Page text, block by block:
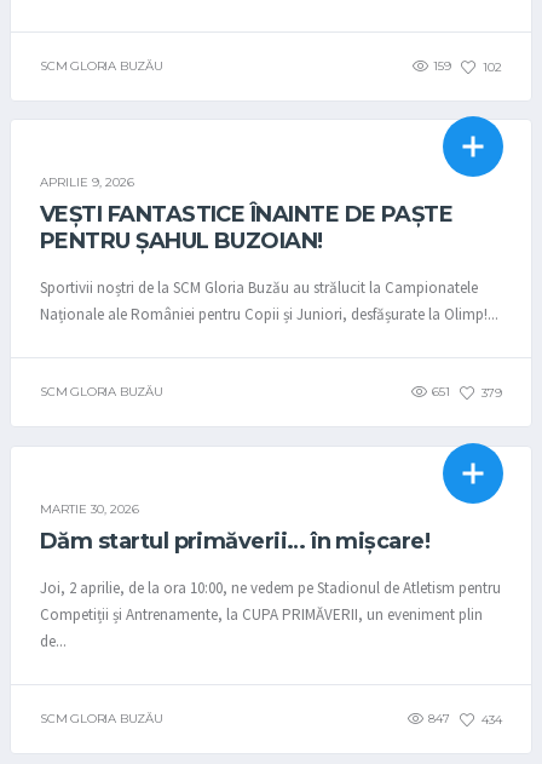
SCM GLORIA BUZĂU 159 102
APRILIE 9, 2026
VEȘTI FANTASTICE ÎNAINTE DE PAȘTE
PENTRU ȘAHUL BUZOIAN!
Sportivii noștri de la SCM Gloria Buzău au strălucit la Campionatele
Naționale ale României pentru Copii și Juniori, desfășurate la Olimp!...
SCM GLORIA BUZĂU 651 379
MARTIE 30, 2026
Dăm startul primăverii… în mișcare!
Joi, 2 aprilie, de la ora 10:00, ne vedem pe Stadionul de Atletism pentru
Competiții și Antrenamente, la CUPA PRIMĂVERII, un eveniment plin
de...
SCM GLORIA BUZĂU 847 434